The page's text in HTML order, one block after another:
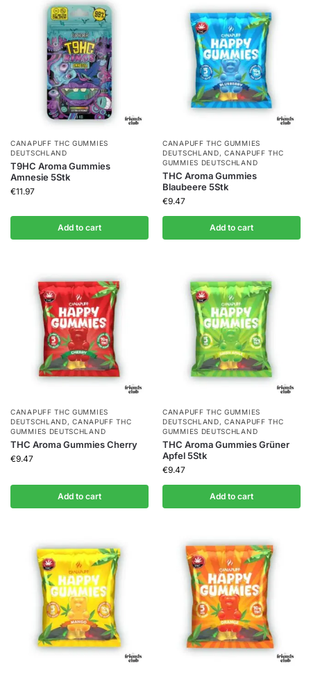
CANAPUFF THC GUMMIES​
DEUTSCHLAND
T9HC Aroma Gummies
Amnesie 5Stk
€11.97
Add to cart
CANAPUFF THC GUMMIES​
DEUTSCHLAND,CANAPUFF THC
GUMMIES​ DEUTSCHLAND
THC Aroma Gummies
Blaubeere 5Stk
€9.47
Add to cart
CANAPUFF THC GUMMIES​
DEUTSCHLAND,CANAPUFF THC
GUMMIES​ DEUTSCHLAND
THC Aroma Gummies Cherry
€9.47
Add to cart
CANAPUFF THC GUMMIES​
DEUTSCHLAND,CANAPUFF THC
GUMMIES​ DEUTSCHLAND
THC Aroma Gummies Grüner
Apfel 5Stk
€9.47
Add to cart